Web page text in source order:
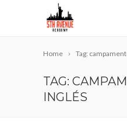
Home Tag:
TAG:
INGLÉS